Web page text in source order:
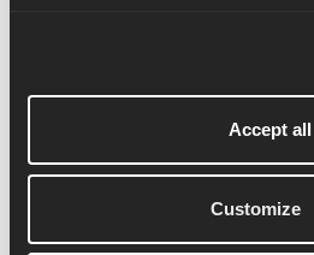
Accept all
Customize
Dom é o cofundador e CEO da